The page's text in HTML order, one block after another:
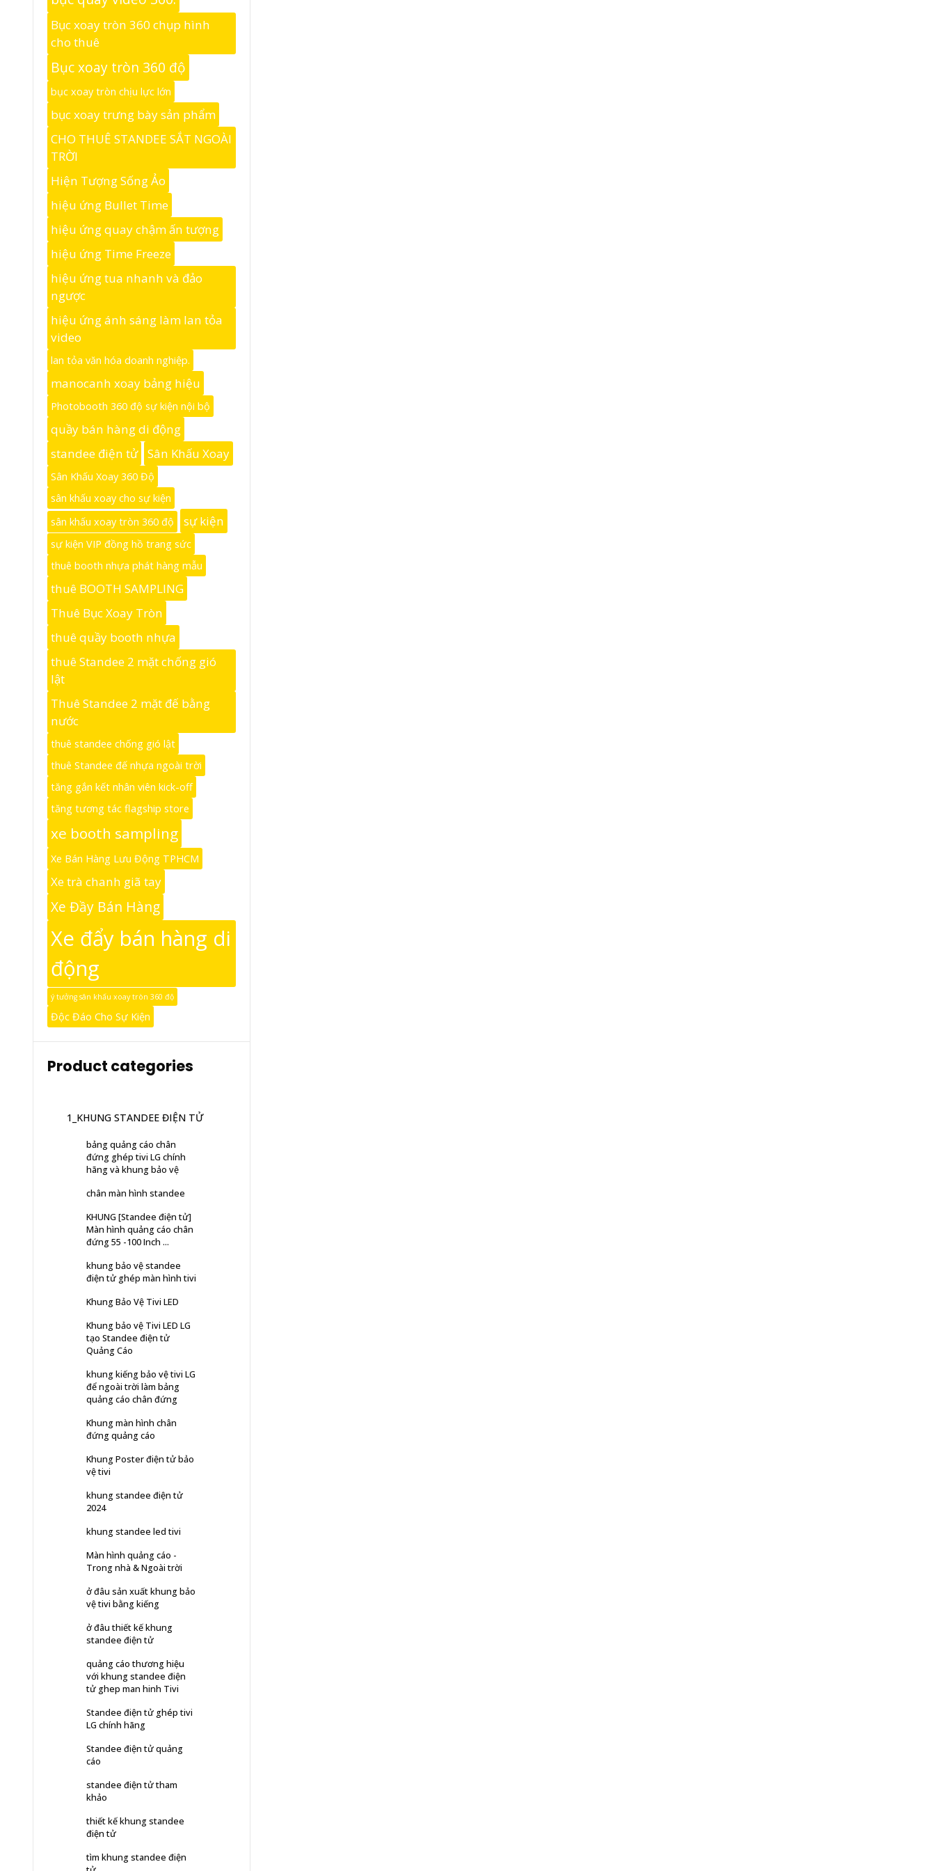
Bục xoay tròn 360 chụp hình
cho thuê
Bục xoay tròn 360 độ
bục xoay tròn chịu lực lớn
bục xoay trưng bày sản phẩm
CHO THUÊ STANDEE SẮT NGOÀI
TRỜI
Hiện Tượng Sống Ảo
hiệu ứng Bullet Time
hiệu ứng quay chậm ấn tượng
hiệu ứng Time Freeze
hiệu ứng tua nhanh và đảo
ngược
hiệu ứng ánh sáng làm lan tỏa
video
lan tỏa văn hóa doanh nghiệp.
manocanh xoay bảng hiệu
Photobooth 360 độ sự kiện nội bộ
quầy bán hàng di động
standee điện tử
Sân Khấu Xoay
Sân Khấu Xoay 360 Độ
sân khấu xoay cho sự kiện
sân khấu xoay tròn 360 độ
sự kiện
sự kiện VIP đồng hồ trang sức
thuê booth nhựa phát hàng mẫu
thuê BOOTH SAMPLING
Thuê Bục Xoay Tròn
thuê quầy booth nhựa
thuê Standee 2 mặt chống gió
lật
Thuê Standee 2 mặt đế bằng
nước
thuê standee chống gió lật
thuê Standee đế nhựa ngoài trời
tăng gắn kết nhân viên kick-off
tăng tương tác flagship store
xe booth sampling
Xe Bán Hàng Lưu Động TPHCM
Xe trà chanh giã tay
Xe Đầy Bán Hàng
Xe đẩy bán hàng di
động
ý tưởng sân khấu xoay tròn 360 độ
Độc Đáo Cho Sự Kiện
Product categories
1_KHUNG STANDEE ĐIỆN TỬ
bảng quảng cáo chân
đứng ghép tivi LG chính
hãng và khung bảo vệ
chân màn hình standee
KHUNG [Standee điện tử]
Màn hình quảng cáo chân
đứng 55 -100 Inch ...
khung bảo vệ standee
điện tử ghép màn hình tivi
Khung Bảo Vệ Tivi LED
Khung bảo vệ Tivi LED LG
tạo Standee điện tử
Quảng Cáo
khung kiếng bảo vệ tivi LG
để ngoài trời làm bảng
quảng cáo chân đứng
Khung màn hình chân
đứng quảng cáo
Khung Poster điện tử bảo
vệ tivi
khung standee điện tử
2024
khung standee led tivi
Màn hình quảng cáo -
Trong nhà & Ngoài trời
ở đâu sản xuất khung bảo
vệ tivi bằng kiếng
ở đâu thiết kế khung
standee điện tử
quảng cáo thương hiệu
với khung standee điện
tử ghep man hinh Tivi
Standee điện tử ghép tivi
LG chính hãng
Standee điện tử quảng
cáo
standee điện tử tham
khảo
thiết kế khung standee
điện tử
tìm khung standee điện